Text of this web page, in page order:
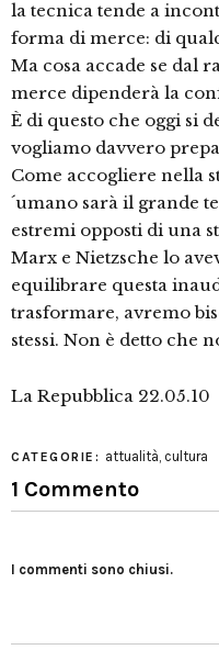
la tecnica tende a
forma di merce: di
Ma cosa accade se dal
merce dipenderà la
È di questo che oggi si
vogliamo davvero
Come accogliere nella
´umano sarà il grande
estremi opposti di una
Marx e Nietzsche lo
equilibrare questa
trasformare, avremo
stessi. Non è detto che
La Repubblica 22.05.10
CATEGORIE: attualità, cultura
1 Commento
I commenti sono chiusi.